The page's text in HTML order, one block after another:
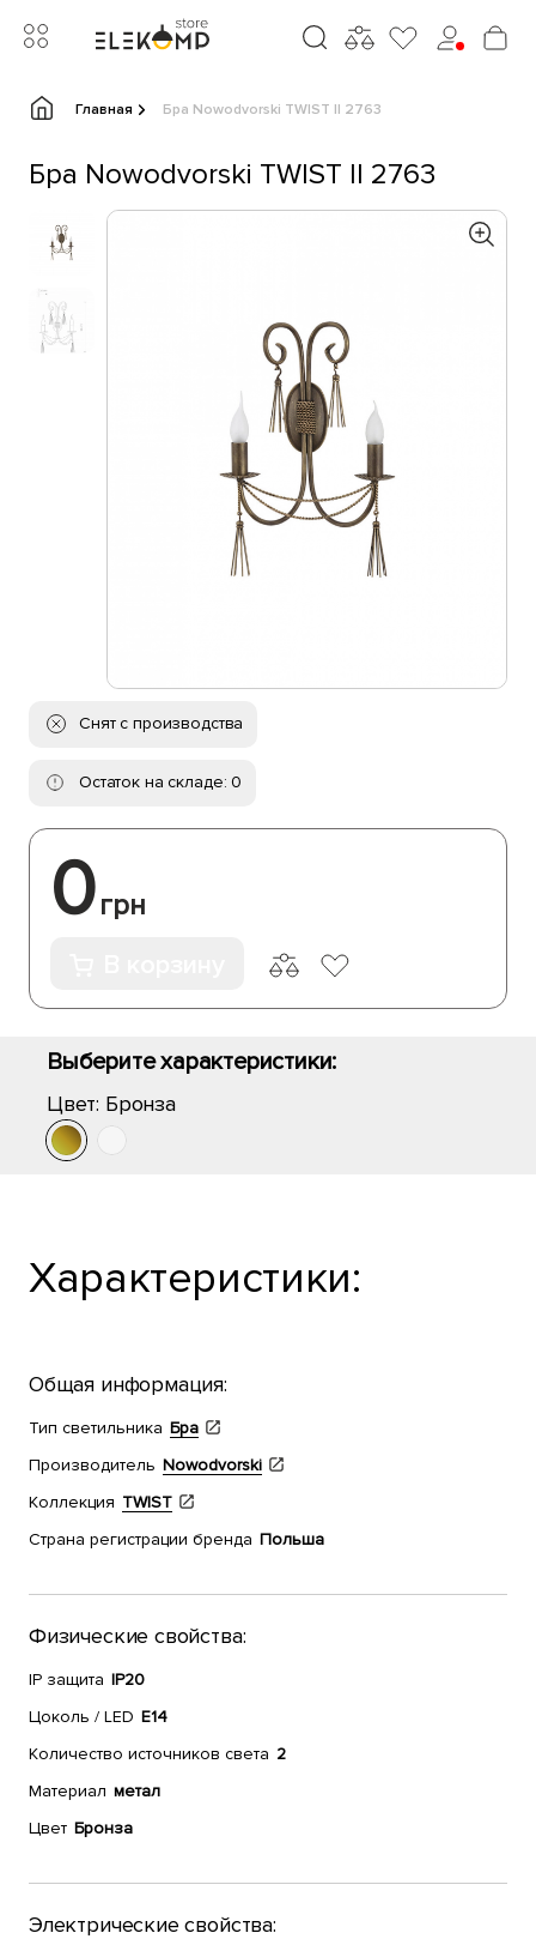
Главная Бра Nowodvorski TWIST II 2763
Бра Nowodvorski TWIST II 2763
Снят с производства
Остаток на складе: 0
0грн
Выберите характеристики:
Цвет: Бронза
Характеристики:
Общая информация:
Тип светильника Бра
Производитель Nowodvorski
Коллекция TWIST
Страна регистрации бренда Польша
Физические свойства:
IP защита IP20
Цоколь / LED E14
Количество источников света 2
Материал метал
Цвет Бронза
Электрические свойства: